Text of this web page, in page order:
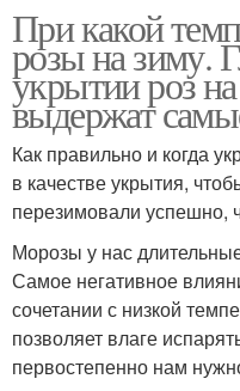
При какой
розы на зиму.
укрытии роз
выдержат
Как правильно и когда
в качестве укрытия,
перезимовали успешно,
Морозы у нас
Самое негативное
сочетании с низкой
позволяет влаге
первостепенно нам